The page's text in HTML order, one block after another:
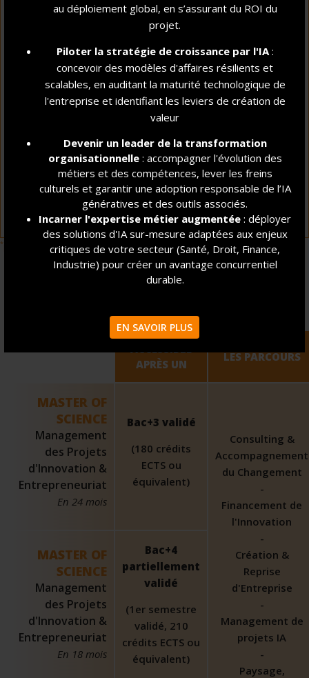
au déploiement global, en s’assurant du ROI du
projet.
Piloter la stratégie de croissance par l'IA:
concevoir des modèles d'affaires résilients et
scalables, en auditant la maturité technologique de
l'entreprise et identifiant les leviers de création de
valeur
Devenir un leader de la transformation
organisationnelle: accompagner l'évolution des
métiers et des compétences, lever les freins
culturels et garantir une adoption responsable de l’IA
génératives et des outils associés.
Incarner l'expertise métier augmentée : déployer
des solutions d'IA sur-mesure adaptées aux enjeux
critiques de votre secteur (Santé, Droit, Finance,
Industrie) pour créer un avantage concurrentiel
durable.
EN SAVOIR PLUS
89 %
DES DIPLÔMÉS TRAVAILLENT EN FRANCE
ET 11% À L'INTERNATIONAL
95 %
OU CRÉATION D'ENTREPRISE
(TAUX GLOBAL D'INSERTION POUR LE TITRE RNCP : 95
%,
DONT 67 % DANS LE MÉTIER INITIALEMENT VISÉ)
**
* promotion 2022 promotions 2020-2024
APRÈS UN
LES PARCOURS
MASTER OF
SCIENCE
Management
des Projets
d'Innovation &
Entrepreneuriat
En 24 mois
Bac+3 validé
(180 crédits
ECTS ou
équivalent)
Consulting &
Accompagnement
du Changement
-
Financement de
l'Innovation
-
Création &
Reprise
d'Entreprise
-
Management de
projets IA
-
Paysage,
MASTER OF
SCIENCE
Management
des Projets
d'Innovation &
Entrepreneuriat
En 18 mois
Bac+4
partiellement
validé
(1er semestre
validé, 210
crédits ECTS ou
équivalent)